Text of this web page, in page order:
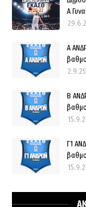
Α
Α
2.9.25
Β
Γ1